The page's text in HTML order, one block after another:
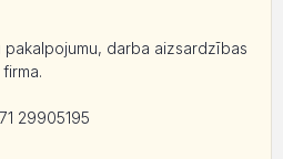
darba aizsardzības
29905195